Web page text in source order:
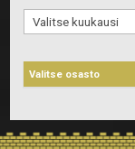
Arkistot